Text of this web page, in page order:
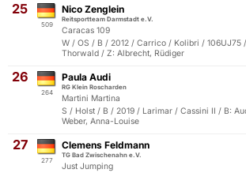
25
509
Nico Zenglein
Reitsportteam Darmstadt e.V.
Caracas 109
W / OS / B / 2012 / Carrico / Kolibri / 106UJ75
Thorwald / Z: Albrecht, Rüdiger
26
264
Paula Audi
RG Klein Roscharden
Martini Martina
S / Holst / B / 2019 / Larimar / Cassini II / B:
Weber, Anna-Louise
27
277
Clemens Feldmann
TG Bad Zwischenahn e.V.
Just Jumping